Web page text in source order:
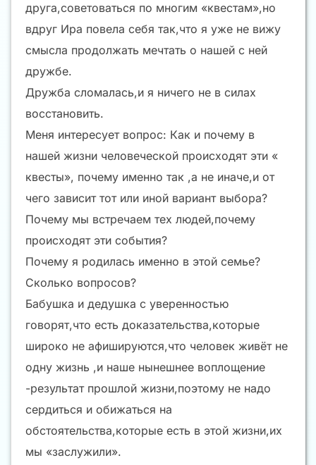
друга,советоваться по многим «квестам»,но
вдруг Ира повела себя так,что я уже не вижу
смысла продолжать мечтать о нашей с ней
дружбе.
Дружба сломалась,и я ничего не в силах
восстановить.
Меня интересует вопрос: Как и почему в
нашей жизни человеческой происходят эти «
квесты», почему именно так ,а не иначе,и от
чего зависит тот или иной вариант выбора?
Почему мы встречаем тех людей,почему
происходят эти события?
Почему я родилась именно в этой семье?
Сколько вопросов?
Бабушка и дедушка с уверенностью
говорят,что есть доказательства,которые
широко не афишируются,что человек живёт не
одну жизнь ,и наше нынешнее воплощение
-результат прошлой жизни,поэтому не надо
сердиться и обижаться на
обстоятельства,которые есть в этой жизни,их
мы «заслужили».